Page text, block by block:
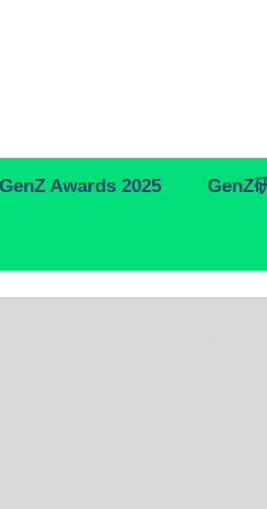
GenZ Awards 2025 GenZ